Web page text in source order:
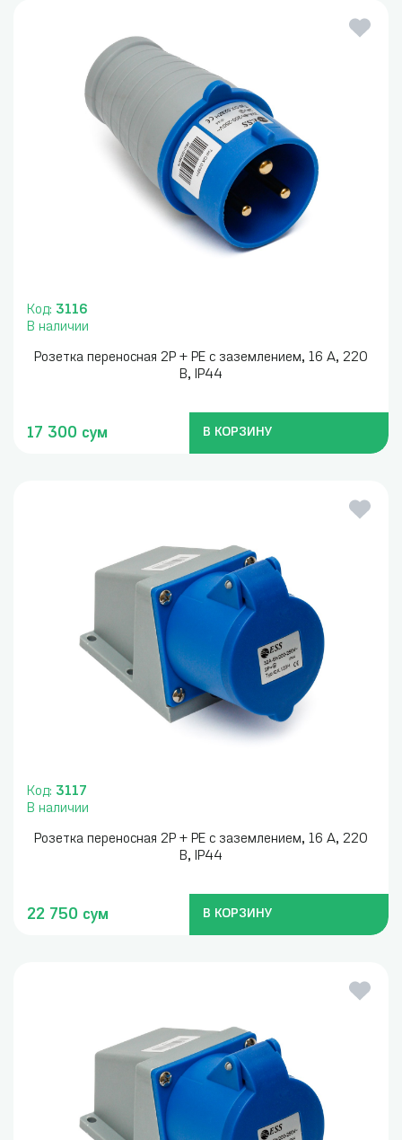
Код: 3116
В наличии
Розетка переносная 2P + PE с заземлением, 16 А, 220
В, IP44
17 300 сум В КОРЗИНУ
Код: 3117
В наличии
Розетка переносная 2P + PE с заземлением, 16 А, 220
В, IP44
22 750 сум В КОРЗИНУ